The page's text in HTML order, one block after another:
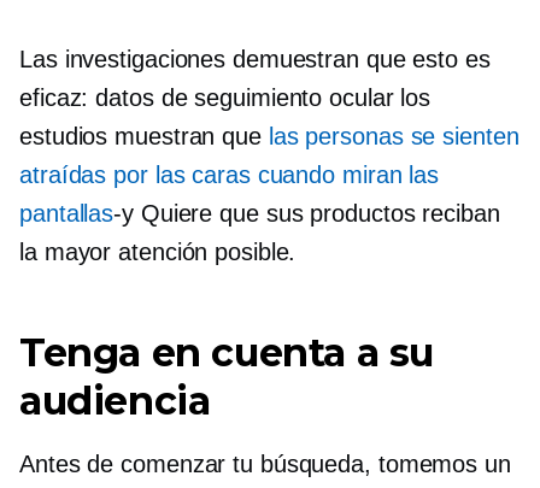
Las investigaciones demuestran que esto es
eficaz: datos deseguimiento ocularlos
estudios muestran que las personas se sienten
atraídas por las caras cuando miran las
pantallas-yQuiere que sus productos reciban
la mayor atención posible.
Tenga en cuenta a su
audiencia
Antes de comenzar tu búsqueda, tomemos un